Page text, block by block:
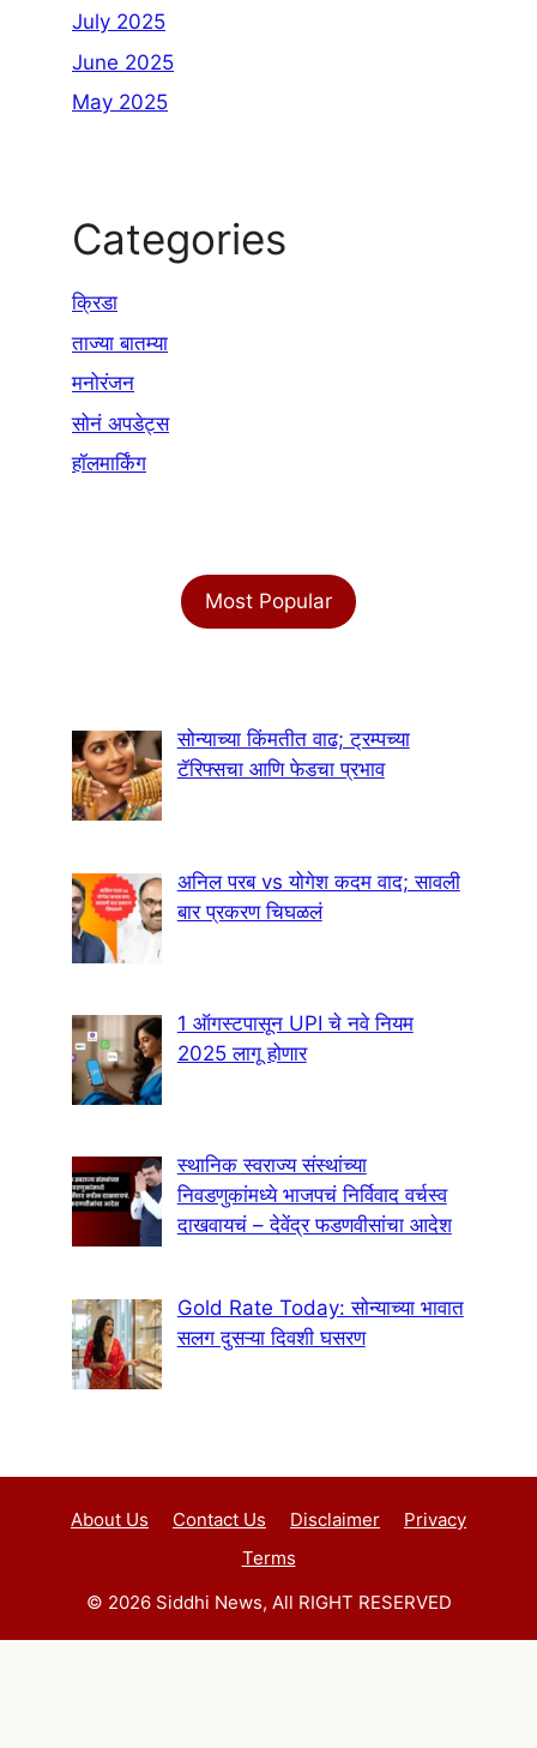
July 2025
June 2025
May 2025
Categories
क्रिडा
ताज्या बातम्या
मनोरंजन
सोनं अपडेट्स
हॉलमार्किंग
Most Popular
सोन्याच्या किंमतीत वाढ; ट्रम्पच्या
टॅरिफ्सचा आणि फेडचा प्रभाव
अनिल परब vs योगेश कदम वाद; सावली
बार प्रकरण चिघळलं
1 ऑगस्टपासून UPI चे नवे नियम
2025 लागू होणार
स्थानिक स्वराज्य संस्थांच्या
निवडणुकांमध्ये भाजपचं निर्विवाद वर्चस्व
दाखवायचं – देवेंद्र फडणवीसांचा आदेश
Gold Rate Today: सोन्याच्या भावात
सलग दुसऱ्या दिवशी घसरण
About Us Contact Us Disclaimer
Privacy
Terms
© 2026 Siddhi News, All RIGHT RESERVED